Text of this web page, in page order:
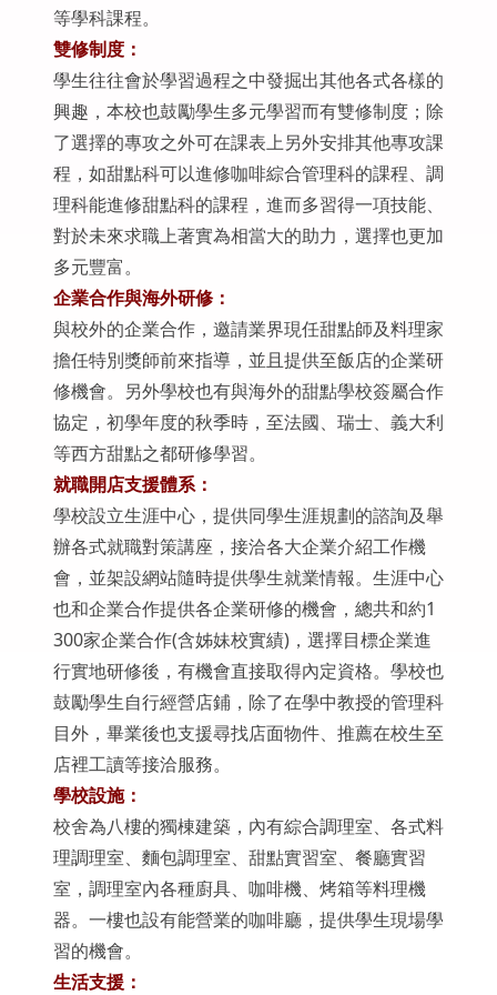
等學科課程。
雙修制度：
學生往往會於學習過程之中發掘出其他各式各樣的
興趣，本校也鼓勵學生多元學習而有雙修制度；除
了選擇的專攻之外可在課表上另外安排其他專攻課
程，如甜點科可以進修咖啡綜合管理科的課程、調
理科能進修甜點科的課程，進而多習得一項技能、
對於未來求職上著實為相當大的助力，選擇也更加
多元豐富。
企業合作與海外研修：
與校外的企業合作，邀請業界現任甜點師及料理家
擔任特別獎師前來指導，並且提供至飯店的企業研
修機會。另外學校也有與海外的甜點學校簽屬合作
協定，初學年度的秋季時，至法國、瑞士、義大利
等西方甜點之都研修學習。
就職開店支援體系：
學校設立生涯中心，提供同學生涯規劃的諮詢及舉
辦各式就職對策講座，接洽各大企業介紹工作機
會，並架設網站隨時提供學生就業情報。生涯中心
也和企業合作提供各企業研修的機會，總共和約1
300家企業合作(含姊妹校實績)，選擇目標企業進
行實地研修後，有機會直接取得內定資格。學校也
鼓勵學生自行經營店鋪，除了在學中教授的管理科
目外，畢業後也支援尋找店面物件、推薦在校生至
店裡工讀等接洽服務。
學校設施：
校舍為八樓的獨棟建築，內有綜合調理室、各式料
理調理室、麵包調理室、甜點實習室、餐廳實習
室，調理室內各種廚具、咖啡機、烤箱等料理機
器。一樓也設有能營業的咖啡廳，提供學生現場學
習的機會。
生活支援：